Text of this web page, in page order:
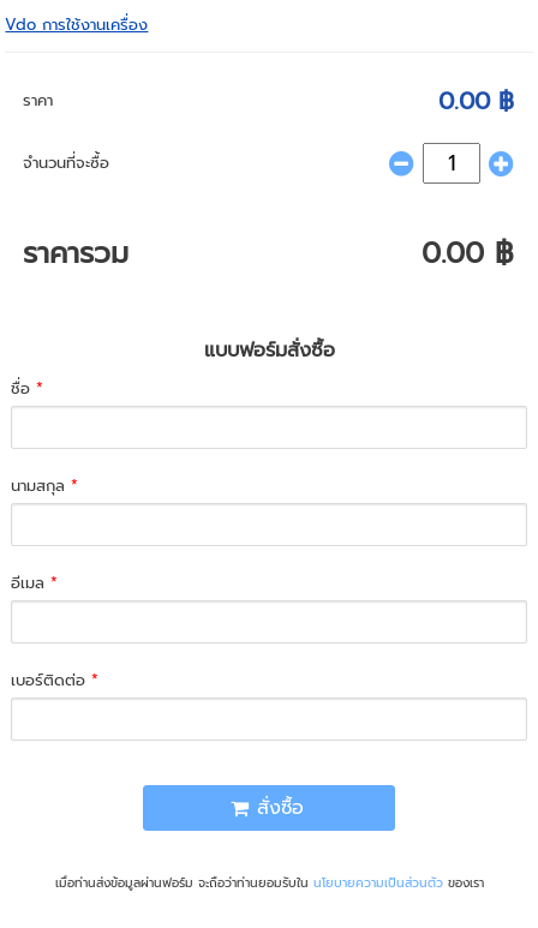
Vdo การใช้งานเครื่อง
ราคา 0.00 ฿
จำนวนที่จะซื้อ
ราคารวม 0.00 ฿
แบบฟอร์มสั่งซื้อ
ชื่อ*
นามสกุล*
อีเมล*
เบอร์ติดต่อ*
สั่งซื้อ
เมื่อท่านส่งข้อมูลผ่านฟอร์ม จะถือว่าท่านยอมรับใน นโยบายความเป็นส่วนตัวของเรา